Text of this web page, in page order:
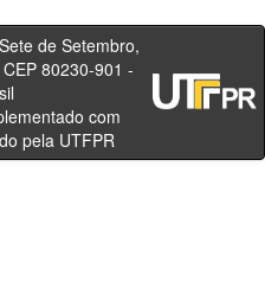
Setembro,
80230-901 -
- Brasil
com
pela UTFPR